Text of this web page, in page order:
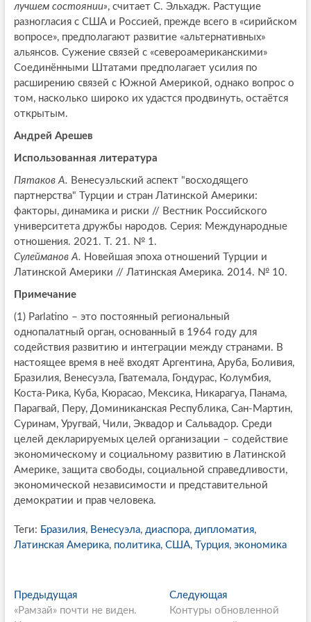
лучшем состоянии», считает С. Эльхадж. Растущие
разногласия с США и Россией, прежде всего в «сирийском
вопросе», предполагают развитие «альтернативных»
альянсов. Сужение связей с «североамериканскими»
Соединёнными Штатами предполагает усилия по
расширению связей с Южной Америкой, однако вопрос о
том, насколько широко их удастся продвинуть, остаётся
открытым.
Андрей Арешев
Использованная литература
Пятаков А. Венесуэльский аспект "восходящего
партнерства" Турции и стран Латинской Америки:
факторы, динамика и риски // Вестник Российского
университета дружбы народов. Серия: Международные
отношения. 2021. Т. 21. № 1.
Сулейманов А. Новейшая эпоха отношений Турции и
Латинской Америки // Латинская Америка. 2014. № 10.
Примечание
(1) Parlatino – это постоянный региональный
однопалатный орган, основанный в 1964 году для
содействия развитию и интеграции между странами. В
настоящее время в неё входят Аргентина, Аруба, Боливия,
Бразилия, Венесуэла, Гватемала, Гондурас, Колумбия,
Коста-Рика, Куба, Кюрасао, Мексика, Никарагуа, Панама,
Парагвай, Перу, Доминиканская Республика, Сан-Мартин,
Суринам, Уругвай, Чили, Эквадор и Сальвадор. Среди
целей декларируемых целей организации – содействие
экономическому и социальному развитию в Латинской
Америке, защита свободы, социальной справедливости,
экономической независимости и представительной
демократии и прав человека.
Теги: Бразилия, Венесуэла, диаспора, дипломатия,
Латинская Америка, политика, США, Турция, экономика
P
ПредыдущаяП
р
«Рамзай» почти не виден.
Следующая
л
Контуры обновленной